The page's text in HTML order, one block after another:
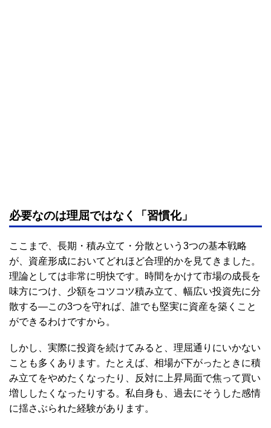
必要なのは理屈ではなく「習慣化」
ここまで、長期・積み立て・分散という3つの基本戦略
が、資産形成においてどれほど合理的かを見てきました。
理論としては非常に明快です。時間をかけて市場の成長を
味方につけ、少額をコツコツ積み立て、幅広い投資先に分
散する―この3つを守れば、誰でも堅実に資産を築くこと
ができるわけですから。
しかし、実際に投資を続けてみると、理屈通りにいかない
ことも多くあります。たとえば、相場が下がったときに積
み立てをやめたくなったり、反対に上昇局面で焦って買い
増ししたくなったりする。私自身も、過去にそうした感情
に揺さぶられた経験があります。